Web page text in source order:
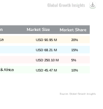
10%
USD 45.47 M
5%
USD 250.10 M
15%
USD 68.21 M
20%
USD 90.95 M